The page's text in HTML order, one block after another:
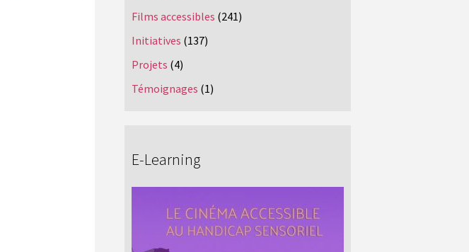
Films accessibles (241)
Initiatives (137)
Projets (4)
Témoignages (1)
E-Learning